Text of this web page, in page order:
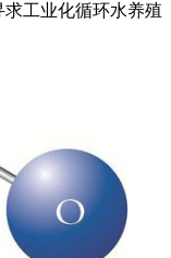
工业化循环水养殖